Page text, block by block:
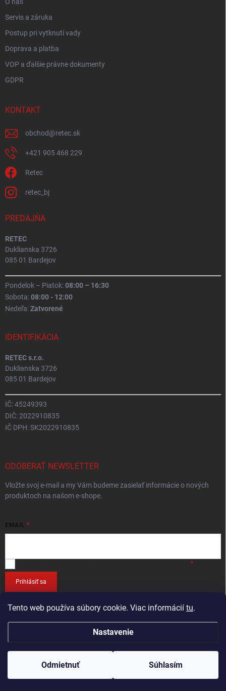
Tento web používa súbory cookie. Viac informácií tu.
Nastavenie
Odmietnuť Súhlasím
O nás
Servis a záruka
Postup pri vytknutí vady
Doprava a platba
VOP a ďalšie právne dokumenty
GDPR
KONTAKT
obchod@retec.sk
+421 905 468 229
Retec
retec_bj
PREDAJŇA
RETEC
Duklianska 3726
085 01 Bardejov
Pondelok – Piatok:08:00 – 16:30
Sobota:08:00 - 12:00
Nedeľa:Zatvorené
IDENTIFIKÁCIA
RETEC s.r.o.
Duklianska 3726
085 01 Bardejov
IČ: 45249393
DIČ: 2022910835
IČ DPH: SK2022910835
ODOBERAŤ NEWSLETTER
Vložte svoj e-mail a my Vám budeme zasielať informácie o nových
produktoch na našom e-shope.
EMAIL
Prihlásiť sa
Vytvoril Shoptet
Copyright 2026 . Všetky práva vyhradené.